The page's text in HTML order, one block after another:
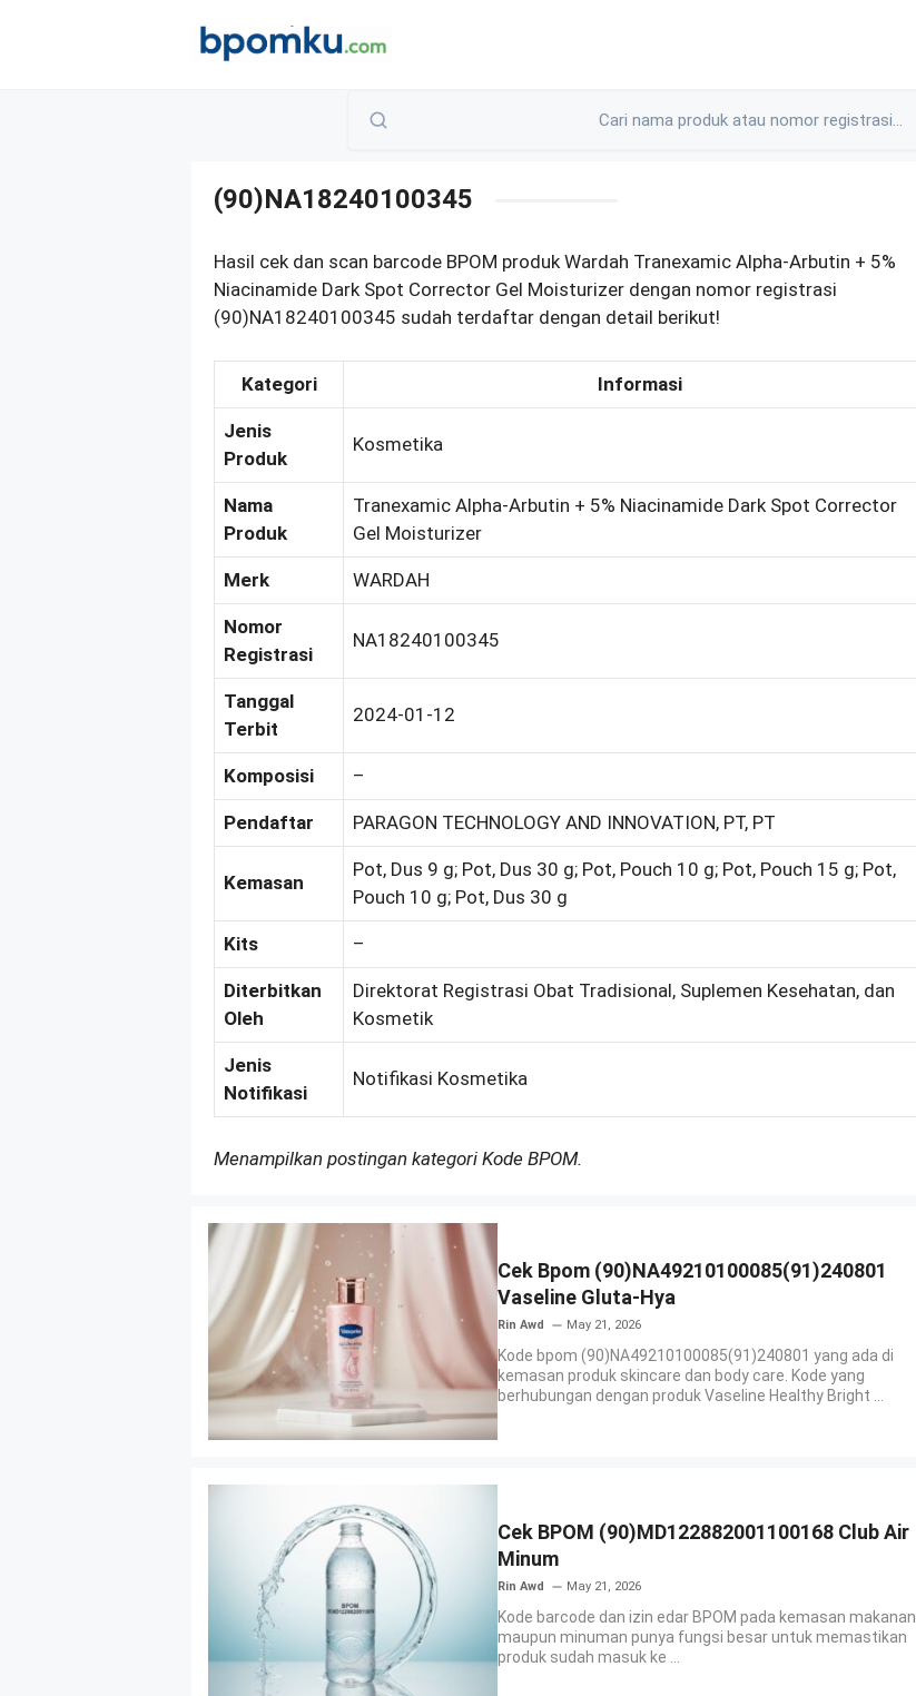
(90)NA18240100345
Hasil cek dan scan barcode BPOM produk Wardah Tranexamic Alpha-Arbutin + 5%
Niacinamide Dark Spot Corrector Gel Moisturizer dengan nomor registrasi
(90)NA18240100345 sudah terdaftar dengan detail berikut!
Kategori Informasi
Jenis
Produk
Kosmetika
Nama
Produk
Tranexamic Alpha-Arbutin + 5% Niacinamide Dark Spot Corrector
Gel Moisturizer
Merk WARDAH
Nomor
Registrasi
NA18240100345
Tanggal
Terbit
2024-01-12
Komposisi –
Pendaftar PARAGON TECHNOLOGY AND INNOVATION, PT, PT
Kemasan
Pot, Dus 9 g; Pot, Dus 30 g; Pot, Pouch 10 g; Pot, Pouch 15 g; Pot,
Pouch 10 g; Pot, Dus 30 g
Kits –
Diterbitkan
Oleh
Direktorat Registrasi Obat Tradisional, Suplemen Kesehatan, dan
Kosmetik
Jenis
Notifikasi
Notifikasi Kosmetika
Menampilkan postingan kategori Kode BPOM.
Cek Bpom (90)NA49210100085(91)240801
Vaseline Gluta-Hya
Rin Awd May 21, 2026
Kode bpom (90)NA49210100085(91)240801 yang ada di
kemasan produk skincare dan body care. Kode yang
berhubungan dengan produk Vaseline Healthy Bright ...
Cek BPOM (90)MD122882001100168 Club Air
Minum
Rin Awd May 21, 2026
Kode barcode dan izin edar BPOM pada kemasan makanan
maupun minuman punya fungsi besar untuk memastikan
produk sudah masuk ke ...